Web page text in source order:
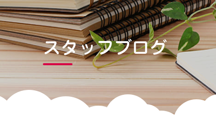
スタッフブログ